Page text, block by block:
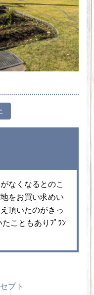
なくなるとのこ
をお買い求めい
頂いたのがきっ
こともありﾌﾟﾗﾝ
プト